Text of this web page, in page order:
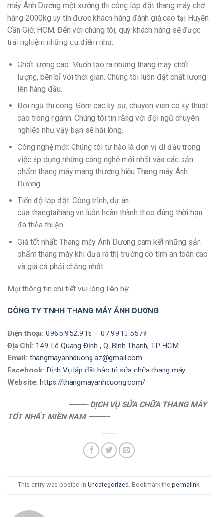
máy Ánh Dương một xưởng thi công lắp đặt thang máy chở
hàng 2000kg uy tín được khách hàng đánh giá cao tại Huyện
Cần Giờ, HCM. Đến với chúng tôi, quý khách hàng sẽ được
trải nghiệm những ưu điểm như:
Chất lượng cao: Muốn tạo ra những thang máy chất
lượng, bền bỉ với thời gian. Chúng tôi luôn đặt chất lượng
lên hàng đầu.
Đội ngũ thi công: Gồm các kỹ sư, chuyên viên có kỹ thuật
cao trong ngành. Chúng tôi tin rằng với đội ngũ chuyên
nghiệp như vậy bạn sẽ hài lòng.
Công nghệ mới: Chúng tôi tự hào là đơn vị đi đầu trong
việc áp dụng những công nghệ mới nhất vào các sản
phẩm thang máy mang thương hiệu Thang máy Ánh
Dương.
Tiến độ lắp đặt: Công trình, dự án
của thangtaihang.vn luôn hoàn thành theo đúng thời hạn
đã thỏa thuận
Giá tốt nhất: Thang máy Ánh Dương cam kết những sản
phẩm thang máy khi đưa ra thị trường có tính an toàn cao
và giá cả phải chăng nhất.
Mọi thông tin chi tiết vui lòng liên hệ:
CÔNG TY TNHH THANG MÁY ÁNH DƯƠNG
Điện thoại: 0965.952.918 – 07.9913.5579
Địa Chỉ: 149 Lê Quang Định , Q. Bình Thạnh, TP HCM
Email: thangmayanhduong.az@gmail.com
Facebook: Dịch Vụ lắp đặt bảo trì sửa chữa thang máy
Website: https://thangmayanhduong.com/
———- DỊCH VỤ SỬA CHỮA THANG MÁY
TỐT NHẤT MIỀN NAM ———–
This entry was posted in Uncategorized . Bookmark the permalink.